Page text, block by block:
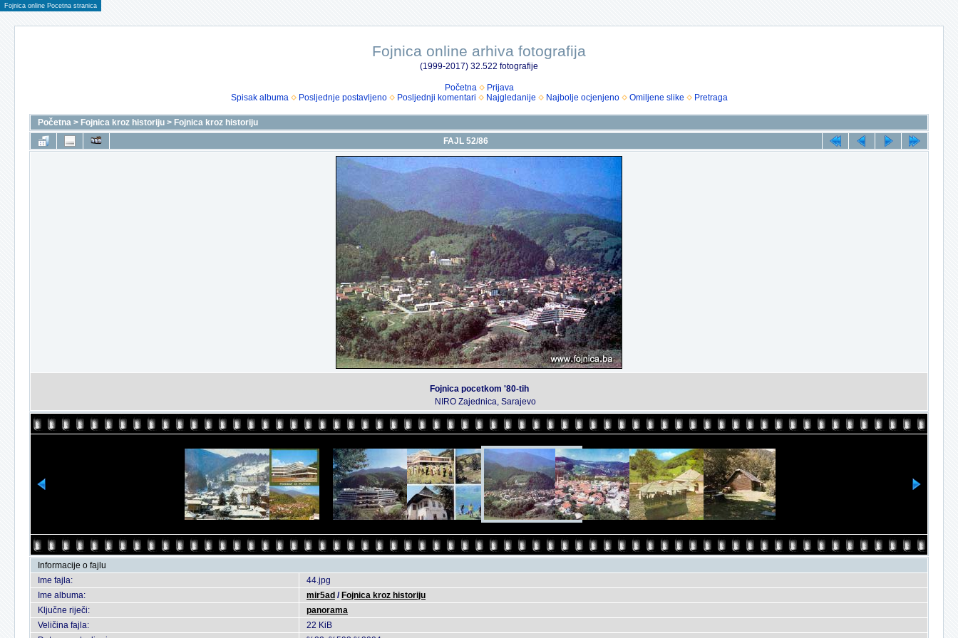
Fojnica online Pocetna stranica
Fojnica online arhiva fotografija
(1999-2017) 32.522 fotografije
Početna
Prijava
Spisak albuma
Posljednje postavljeno Posljednji komentari Najgledanije Najbolje ocjenjeno Omiljene slike Pretraga
Početna > Fojnica kroz historiju > Fojnica kroz historiju
FAJL 52/86
Fojnica pocetkom '80-tih
NIRO Zajednica, Sarajevo
Informacije o fajlu
Ime fajla:
44.jpg
Ime albuma:
mir5ad / Fojnica kroz historiju
Ključne riječi:
panorama
Veličina fajla:
22 KiB